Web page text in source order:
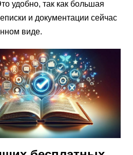
удобно, так как большая
и документации сейчас
виде.